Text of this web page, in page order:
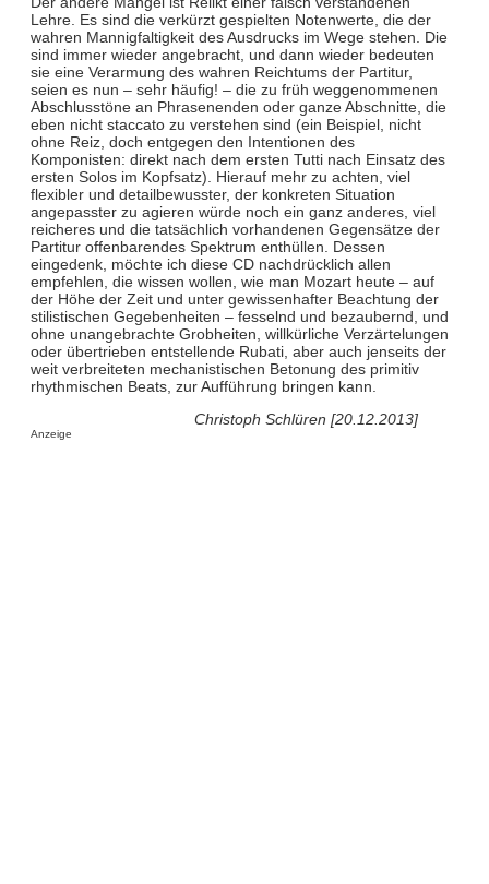
Lehre. Es sind die verkürzt gespielten Notenwerte, die der
wahren Mannigfaltigkeit des Ausdrucks im Wege stehen. Die
sind immer wieder angebracht, und dann wieder bedeuten
sie eine Verarmung des wahren Reichtums der Partitur,
seien es nun – sehr häufig! – die zu früh weggenommenen
Abschlusstöne an Phrasenenden oder ganze Abschnitte, die
eben nicht staccato zu verstehen sind (ein Beispiel, nicht
ohne Reiz, doch entgegen den Intentionen des
Komponisten: direkt nach dem ersten Tutti nach Einsatz des
ersten Solos im Kopfsatz). Hierauf mehr zu achten, viel
flexibler und detailbewusster, der konkreten Situation
angepasster zu agieren würde noch ein ganz anderes, viel
reicheres und die tatsächlich vorhandenen Gegensätze der
Partitur offenbarendes Spektrum enthüllen. Dessen
eingedenk, möchte ich diese CD nachdrücklich allen
empfehlen, die wissen wollen, wie man Mozart heute – auf
der Höhe der Zeit und unter gewissenhafter Beachtung der
stilistischen Gegebenheiten – fesselnd und bezaubernd, und
ohne unangebrachte Grobheiten, willkürliche Verzärtelungen
oder übertrieben entstellende Rubati, aber auch jenseits der
weit verbreiteten mechanistischen Betonung des primitiv
rhythmischen Beats, zur Aufführung bringen kann.
Christoph Schlüren [20.12.2013]
Anzeige